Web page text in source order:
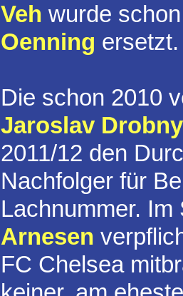
Veh wurde
Oenning ersetzt.
Die schon 2010
Jaroslav
2011/12 den
Nachfolger für
Lachnummer.
Arnesen
FC Chelsea